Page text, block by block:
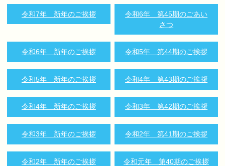
令和7年 新年のご挨拶
令和6年 第45期のごあい
さつ
令和6年 新年のご挨拶 令和5年 第44期のご挨拶
令和5年 新年のご挨拶 令和4年 第43期のご挨拶
令和4年 新年のご挨拶 令和3年 第42期のご挨拶
令和3年 新年のご挨拶 令和2年 第41期のご挨拶
令和2年 新年のご挨拶 令和元年 第40期のご挨拶